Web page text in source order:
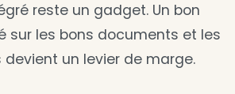
reste un gadget. Un bon
sur les bons documents et les
devient un levier de marge.